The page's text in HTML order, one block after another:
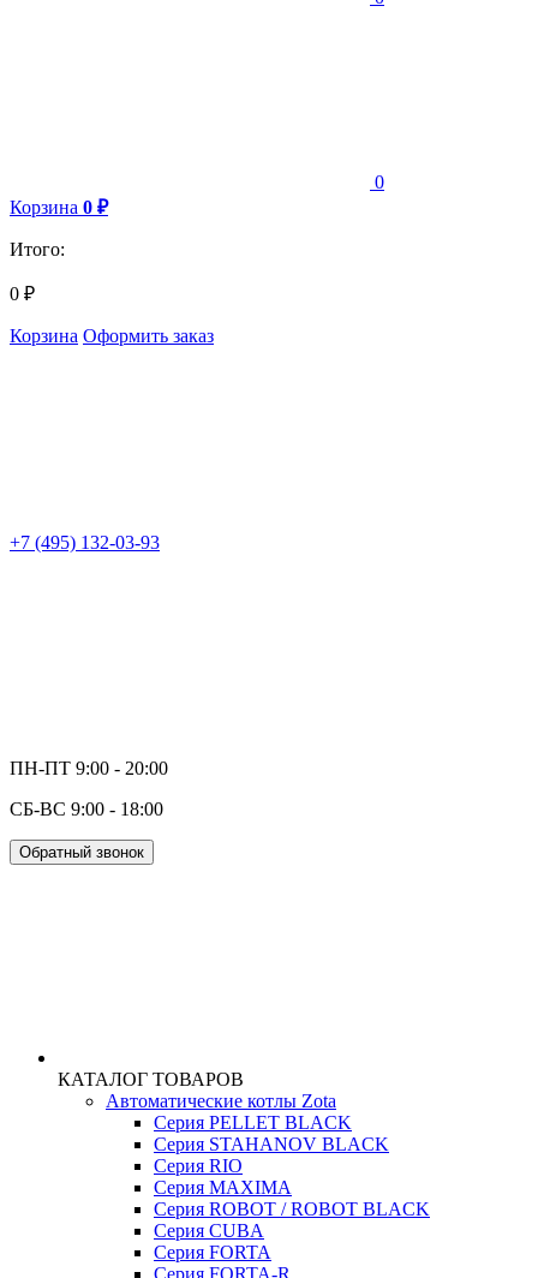
0
Корзина 0 ₽
Итого:
0 ₽
Корзина Оформить заказ
+7 (495) 132-03-93
ПН-ПТ 9:00 - 20:00
СБ-ВС 9:00 - 18:00
Обратный звонок
КАТАЛОГ ТОВАРОВ
Автоматические котлы Zota
Серия PELLET BLACK
Серия STAHANOV BLACK
Серия RIO
Серия MAXIMA
Серия ROBOT / ROBOT BLACK
Серия CUBA
Серия FORTA
Серия FORTA-R